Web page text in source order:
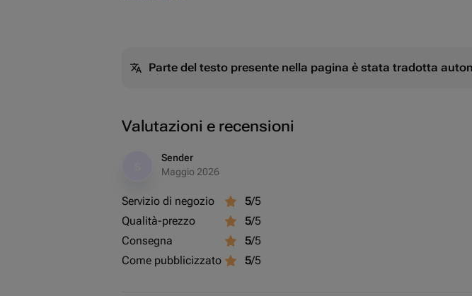
Parte del testo presente nella pagina è stata tradotta
Valutazioni e recensioni
Sender
Maggio 2026
Servizio di negozio 5/5
Qualità-prezzo
5/5
Consegna
5/5
Come pubblicizzato
5/5